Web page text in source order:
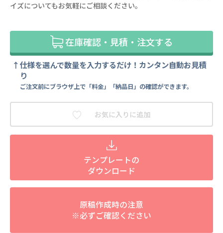
イズについてもお気軽にご相談ください。
在庫確認・見積・注文する
仕様を選んで数量を入力するだけ！カンタン自動お見積
り
ご注文前にブラウザ上で「料金」「納品日」の確認ができます。
お気に入りに追加
テンプレートの
ダウンロード
原稿作成時の注意
※必ずご確認ください